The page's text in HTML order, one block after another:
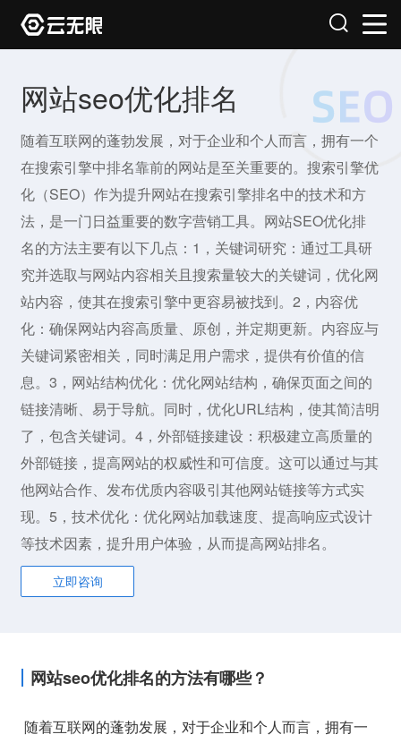
网站seo优化排名
随着互联网的蓬勃发展，对于企业和个人而言，拥有一个
在搜索引擎中排名靠前的网站是至关重要的。搜索引擎优
化（SEO）作为提升网站在搜索引擎排名中的技术和方
法，是一门日益重要的数字营销工具。网站SEO优化排
名的方法主要有以下几点：1，关键词研究：通过工具研
究并选取与网站内容相关且搜索量较大的关键词，优化网
站内容，使其在搜索引擎中更容易被找到。2，内容优
化：确保网站内容高质量、原创，并定期更新。内容应与
关键词紧密相关，同时满足用户需求，提供有价值的信
息。3，网站结构优化：优化网站结构，确保页面之间的
链接清晰、易于导航。同时，优化URL结构，使其简洁明
了，包含关键词。4，外部链接建设：积极建立高质量的
外部链接，提高网站的权威性和可信度。这可以通过与其
他网站合作、发布优质内容吸引其他网站链接等方式实
现。5，技术优化：优化网站加载速度、提高响应式设计
等技术因素，提升用户体验，从而提高网站排名。
立即咨询
网站seo优化排名的方法有哪些？
随着互联网的蓬勃发展，对于企业和个人而言，拥有一